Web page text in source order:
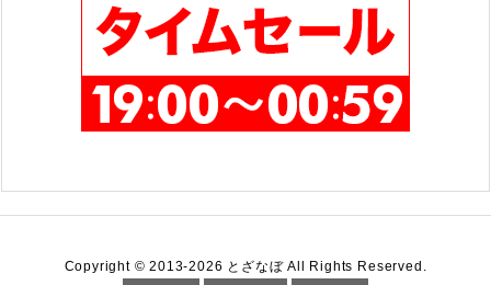
Copyright ©2013-2026 とざなぼAll Rights Reserved.